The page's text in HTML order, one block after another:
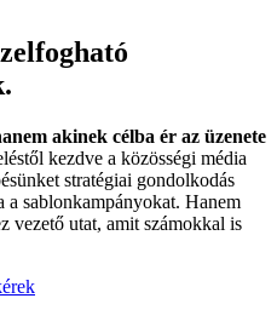
akinek célba ér az üzenete
kezdve a közösségi média
stratégiai gondolkodás
sablonkampányokat. Hanem
vezető utat, amit számokkal is